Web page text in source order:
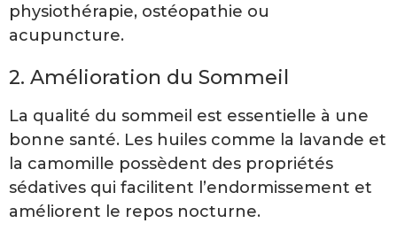
physiothérapie, ostéopathie ou
acupuncture.
2. Amélioration du Sommeil
La qualité du sommeil est essentielle à une
bonne santé. Les huiles comme la lavande et
la camomille possèdent des propriétés
sédatives qui facilitent l’endormissement et
améliorent le repos nocturne.